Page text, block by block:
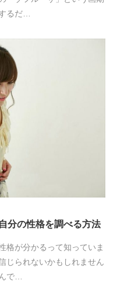
るだ…
分の性格を調べる方法
格が分かるって知っていま
じられないかもしれません
で…